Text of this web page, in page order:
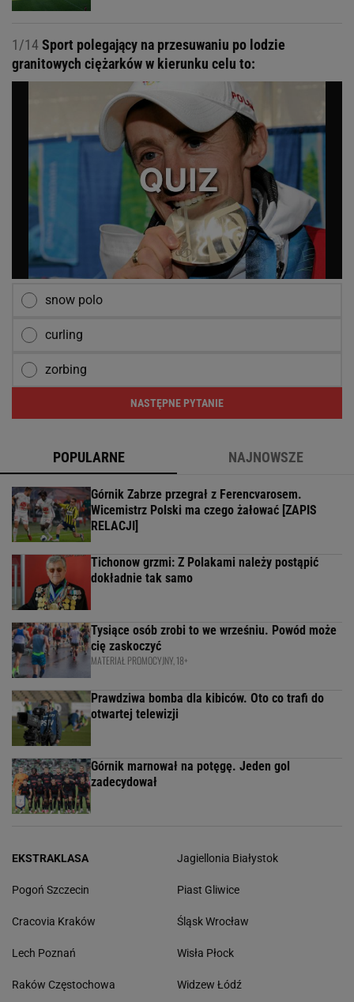
1/14Sport polegający na przesuwaniu po lodzie
granitowych ciężarków w kierunku celu to:
snow polo
curling
zorbing
NASTĘPNE PYTANIE
POPULARNE NAJNOWSZE
Górnik Zabrze przegrał z Ferencvarosem.
Wicemistrz Polski ma czego żałować [ZAPIS
RELACJI]
Tichonow grzmi: Z Polakami należy postąpić
dokładnie tak samo
Tysiące osób zrobi to we wrześniu. Powód może
cię zaskoczyć
MATERIAŁ PROMOCYJNY, 18+
Prawdziwa bomba dla kibiców. Oto co trafi do
otwartej telewizji
Górnik marnował na potęgę. Jeden gol
zadecydował
EKSTRAKLASA
Pogoń Szczecin
Cracovia Kraków
Lech Poznań
Raków Częstochowa
Jagiellonia Białystok
Piast Gliwice
Śląsk Wrocław
Wisła Płock
Widzew Łódź